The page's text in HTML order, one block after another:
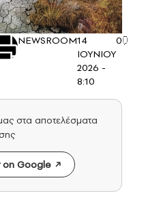
NEWSROOM14
ΙΟΥΝΙΟΥ
2026 -
8:10
0
στα αποτελέσματα
on Google